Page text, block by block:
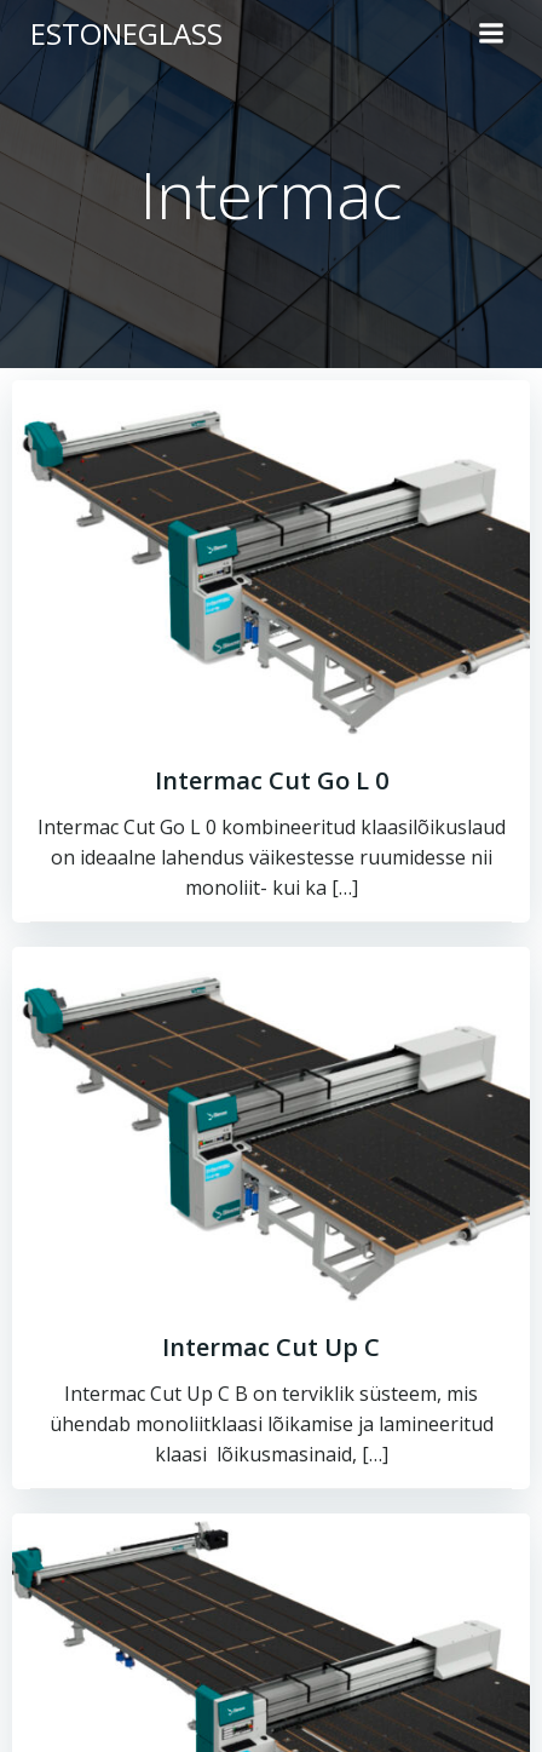
Skip
content
ESTONEGLASS
Intermac
Intermac Cut Go L 0
Intermac Cut Go L 0 kombineeritud klaasilõikuslaud
on ideaalne lahendus väikestesse ruumidesse nii
monoliit- kui ka […]
Intermac Cut Up C
Intermac Cut Up C B on terviklik süsteem, mis
ühendab monoliitklaasi lõikamise ja lamineeritud
klaasi lõikusmasinaid, […]